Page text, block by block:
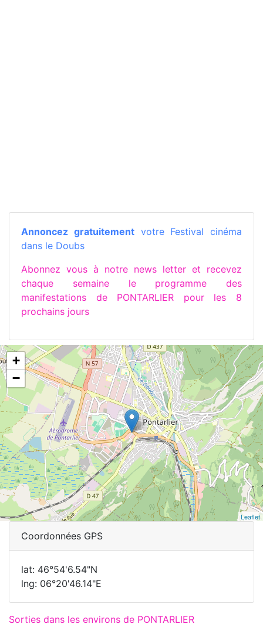
Annoncez gratuitementvotre Festival cinéma
dans le Doubs
Abonnez vous à notre news letter et recevez
chaque semaine le programme des
manifestations de PONTARLIER pour les 8
prochains jours
+
−
Leaflet
Coordonnées GPS
lat: 46°54'6.54"N
lng: 06°20'46.14"E
Sorties dans les environs de PONTARLIER